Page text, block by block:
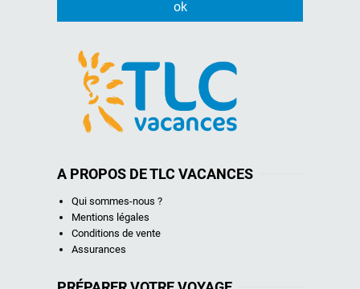
A PROPOS DE TLC VACANCES
Qui sommes-nous ?
Mentions légales
Conditions de vente
Assurances